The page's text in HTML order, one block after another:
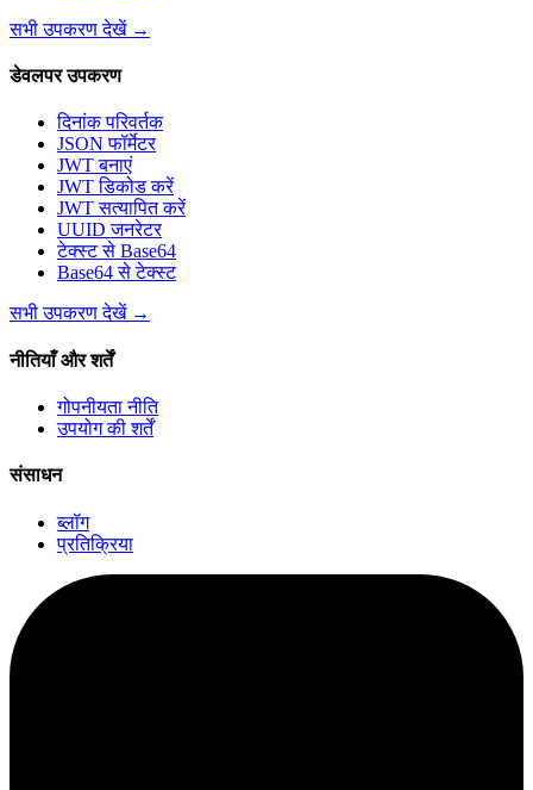
सभी उपकरण देखें→
डेवलपर उपकरण
दिनांक परिवर्तक
JSON फॉर्मेटर
JWT बनाएं
JWT डिकोड करें
JWT सत्यापित करें
UUID जनरेटर
टेक्स्ट से Base64
Base64 से टेक्स्ट
सभी उपकरण देखें→
नीतियाँ और शर्तें
गोपनीयता नीति
उपयोग की शर्तें
संसाधन
ब्लॉग
प्रतिक्रिया